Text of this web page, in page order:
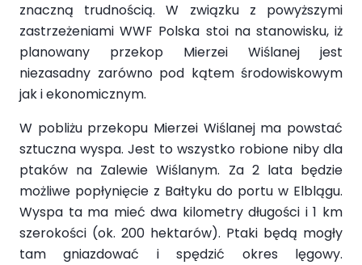
znaczną trudnością. W związku z powyższymi
zastrzeżeniami WWF Polska stoi na stanowisku, iż
planowany przekop Mierzei Wiślanej jest
niezasadny zarówno pod kątem środowiskowym
jak i ekonomicznym.
W pobliżu przekopu Mierzei Wiślanej ma powstać
sztuczna wyspa. Jest to wszystko robione niby dla
ptaków na Zalewie Wiślanym. Za 2 lata będzie
możliwe popłynięcie z Bałtyku do portu w Elblągu.
Wyspa ta ma mieć dwa kilometry długości i 1 km
szerokości (ok. 200 hektarów). Ptaki będą mogły
tam gniazdować i spędzić okres lęgowy.